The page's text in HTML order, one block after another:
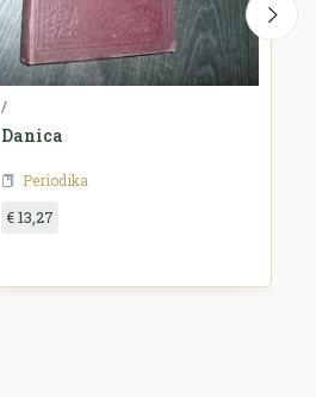
/
Danica
Periodika
€ 13,27